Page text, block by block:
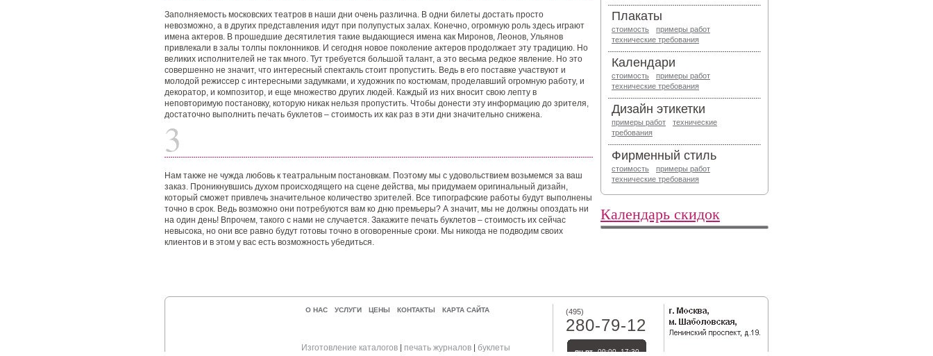
Заполняемость московских театров в наши дни очень различна. В одни билеты достать просто
невозможно, а в других представления идут при полупустых залах. Конечно, огромную роль здесь играют
имена актеров. В прошедшие десятилетия такие выдающиеся имена как Миронов, Леонов, Ульянов
привлекали в залы толпы поклонников. И сегодня новое поколение актеров продолжает эту традицию. Но
великих исполнителей не так много. Тут требуется большой талант, а это весьма редкое явление. Но это
совершенно не значит, что интересный спектакль стоит пропустить. Ведь в его поставке участвуют и
молодой режиссер с интересными задумками, и художник по костюмам, проделавший огромную работу, и
декоратор, и композитор, и еще множество других людей. Каждый из них вносит свою лепту в
неповторимую постановку, которую никак нельзя пропустить. Чтобы донести эту информацию до зрителя,
достаточно выполнить печать буклетов – стоимость их как раз в эти дни значительно снижена.
3
Нам также не чужда любовь к театральным постановкам. Поэтому мы с удовольствием возьмемся за ваш
заказ. Проникнувшись духом происходящего на сцене действа, мы придумаем оригинальный дизайн,
который сможет привлечь значительное количество зрителей. Все типографские работы будут выполнены
точно в срок. Ведь возможно они потребуются вам ко дню премьеры? А значит, мы не должны опоздать ни
на один день! Впрочем, такого с нами не случается. Закажите печать буклетов – стоимость их сейчас
невысока, но они все равно будут готовы точно в оговоренные сроки. Мы никогда не подводим своих
клиентов и в этом у вас есть возможность убедиться.
Плакаты
стоимость
примеры работ
технические требования
Календари
стоимость
примеры работ
технические требования
Дизайн этикетки
примеры работ
технические
требования
Фирменный стиль
стоимость
примеры работ
технические требования
Календарь скидок
О НАС УСЛУГИ ЦЕНЫ КОНТАКТЫ КАРТА САЙТА
Изготовление каталогов печать журналов
буклеты
(495)
280-79-12
пн-пт 09:00–17:30